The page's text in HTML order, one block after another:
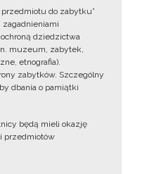
do zabytku”
dziedzictwa
muzeum, zabytek,
etnografia).
zabytków. Szczególny
dbania o pamiątki
będą mieli okazję
przedmiotów